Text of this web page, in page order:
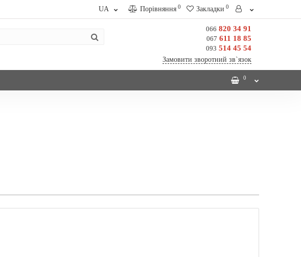
UA Порівняння 0 Закладки 0
066 820 34 91
067 611 18 85
093 514 45 54
Замовити зворотний зв`язок
0